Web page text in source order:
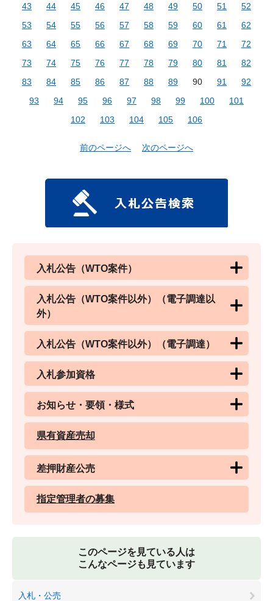
43
44 45 46 47 48 49 50 51
52
53
54 55 56 57 58 59 60 61
62
63
64 65 66 67 68 69 70 71
72
73
74 75 76 77 78 79 80 81
82
83
84 85 86 87 88 89 90 91
92
93
94 95 96 97 98 99 100
101
102
103 104 105 106
前のページへ 次のページへ
入札公告（WTO案件）
入札公告（WTO案件以外）（電子調達以
外）
入札公告（WTO案件以外）（電子調達）
入札参加資格
お知らせ・要領・様式
県有資産売却
差押財産公売
指定管理者の募集
このページを見ている人は
こんなページも見ています
入札・公売